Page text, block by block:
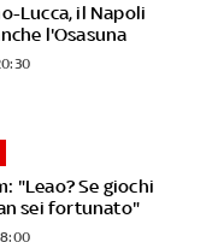
Lucca, il Napoli
l'Osasuna
"Leao? Se giochi
sei fortunato"